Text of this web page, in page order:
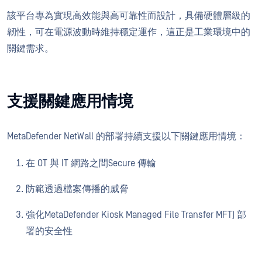
該平台專為實現高效能與高可靠性而設計，具備硬體層級的
韌性，可在電源波動時維持穩定運作，這正是工業環境中的
關鍵需求。
支援關鍵應用情境
MetaDefender NetWall 的部署持續支援以下關鍵應用情境：
在 OT 與 IT 網路之間Secure 傳輸
防範透過檔案傳播的威脅
強化MetaDefender Kiosk Managed File Transfer MFT) 部
署的安全性